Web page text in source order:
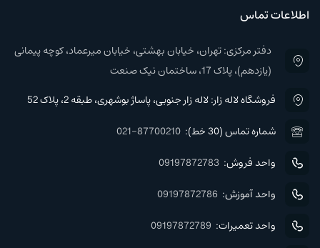
اطلاعات تماس
دفتر مرکزی: تهران، خیابان بهشتی، خیابان میرعماد، کوچه پیمانی
(یازدهم)، پلاک 17، ساختمان نیک صنعت
فروشگاه لاله زار: لاله زار جنوبی، پاساژ بوشهری، طبقه 2، پلاک 52
شماره تماس (30 خط):
021-87700210
واحد فروش: 09197872783
واحد آموزش: 09197872786
واحد تعمیرات: 09197872789